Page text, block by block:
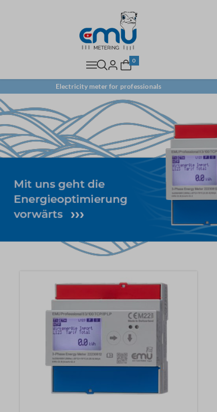
0
Electricity meter for professionals